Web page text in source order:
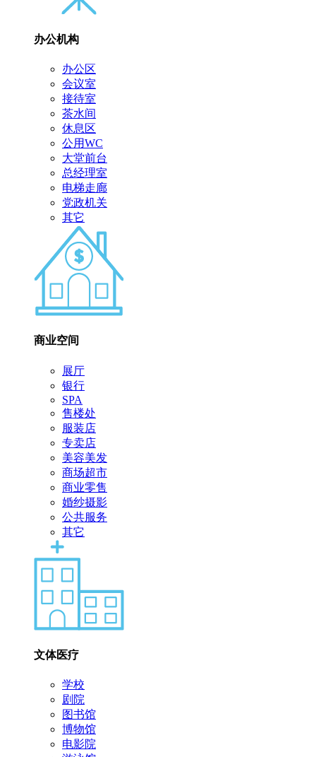
办公机构
办公区
会议室
接待室
茶水间
休息区
公用WC
大堂前台
总经理室
电梯走廊
党政机关
其它
商业空间
展厅
银行
SPA
售楼处
服装店
专卖店
美容美发
商场超市
商业零售
婚纱摄影
公共服务
其它
文体医疗
学校
剧院
图书馆
博物馆
电影院